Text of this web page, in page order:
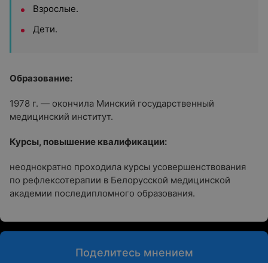
Взрослые.
Дети.
Образование:
1978 г. — окончила Минский государственный
медицинский институт.
Курсы, повышение квалификации:
неоднократно проходила курсы усовершенствования
по рефлексотерапии в Белорусской медицинской
академии последипломного образования.
Поделитесь мнением